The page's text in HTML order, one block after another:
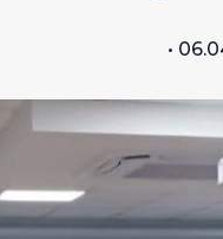
•